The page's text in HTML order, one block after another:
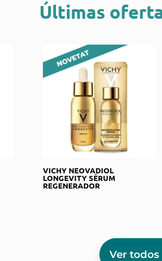
Últimas
VICHY NEOVADIOL
LONGEVITY SÉRUM
REGENERADOR
Ver